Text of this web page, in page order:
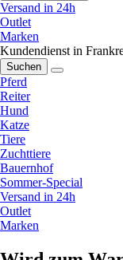
Versand in 24h
Outlet
Marken
Kundendienst in
Suchen
Pferd
Reiter
Hund
Katze
Tiere
Zuchttiere
Bauernhof
Sommer-Special
Versand in 24h
Outlet
Marken